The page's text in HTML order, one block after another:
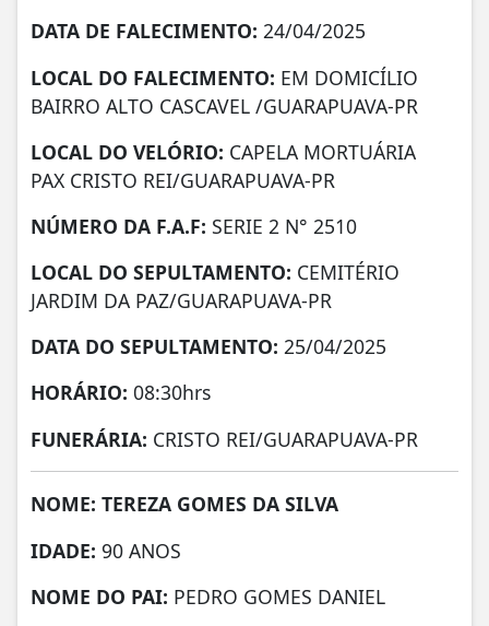
DATA DE FALECIMENTO: 24/04/2025
LOCAL DO FALECIMENTO: EM DOMICÍLIO
BAIRRO ALTO CASCAVEL /GUARAPUAVA-PR
LOCAL DO VELÓRIO: CAPELA MORTUÁRIA
PAX CRISTO REI/GUARAPUAVA-PR
NÚMERO DA F.A.F: SERIE 2 N° 2510
LOCAL DO SEPULTAMENTO: CEMITÉRIO
JARDIM DA PAZ/GUARAPUAVA-PR
DATA DO SEPULTAMENTO: 25/04/2025
HORÁRIO: 08:30hrs
FUNERÁRIA: CRISTO REI/GUARAPUAVA-PR
NOME: TEREZA GOMES DA SILVA
IDADE: 90 ANOS
NOME DO PAI: PEDRO GOMES DANIEL